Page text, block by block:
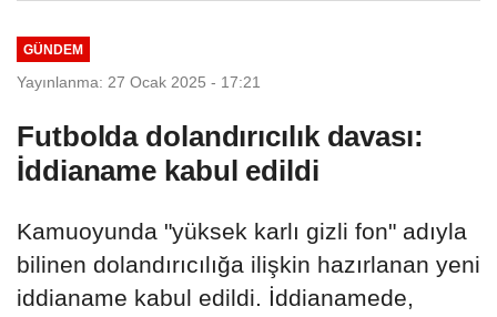
GÜNDEM
Yayınlanma: 27 Ocak 2025 - 17:21
Futbolda dolandırıcılık davası:
İddianame kabul edildi
Kamuoyunda "yüksek karlı gizli fon" adıyla
bilinen dolandırıcılığa ilişkin hazırlanan yeni
iddianame kabul edildi. İddianamede,